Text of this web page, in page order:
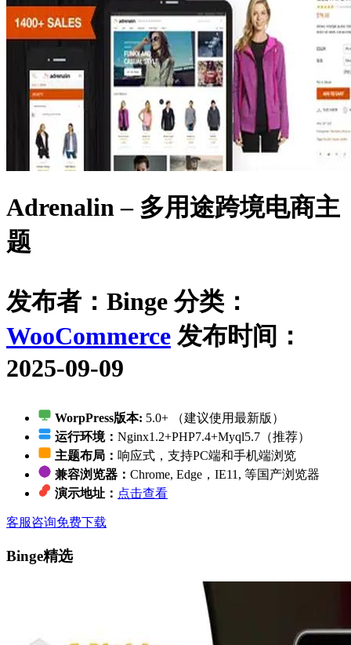
Adrenalin – 多用途跨境电商主
题
发布者：Binge 分类：
WooCommerce 发布时间：
2025-09-09
WorpPress版本: 5.0+ （建议使用最新版）
运行环境： Nginx1.2+PHP7.4+Myql5.7（推荐）
主题布局： 响应式，支持PC端和手机端浏览
兼容浏览器： Chrome, Edge，IE11, 等国产浏览器
演示地址： 点击查看
客服咨询免费下载
Binge精选